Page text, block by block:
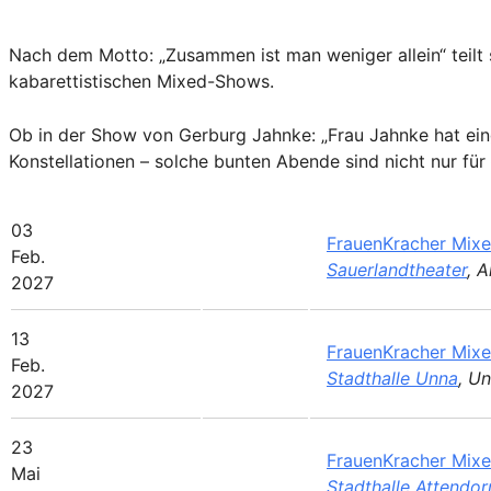
Nach dem Motto: „Zusammen ist man weniger allein“
kabarettistischen Mixed-Shows.
Ob in der Show von Gerburg Jahnke: „Frau Jahnke hat
Konstellationen – solche bunten Abende sind nicht nur
03
Feb.
2027
FrauenKracher
Sauerlandtheater,
13
Feb.
2027
FrauenKracher
Stadthalle Unna,
23
Mai
FrauenKracher